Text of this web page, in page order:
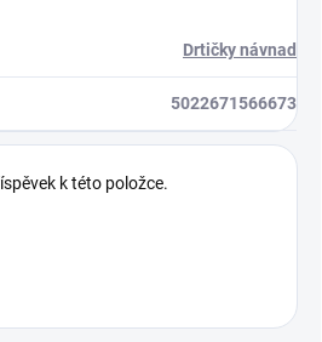
Drtičky návnad
5022671566673
k této položce.